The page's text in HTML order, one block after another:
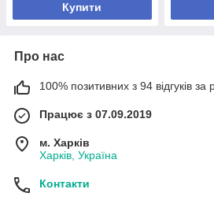
Купити
Про нас
100% позитивних з 94 відгуків за
Працює з 07.09.2019
м. Харків
Харків, Україна
Контакти